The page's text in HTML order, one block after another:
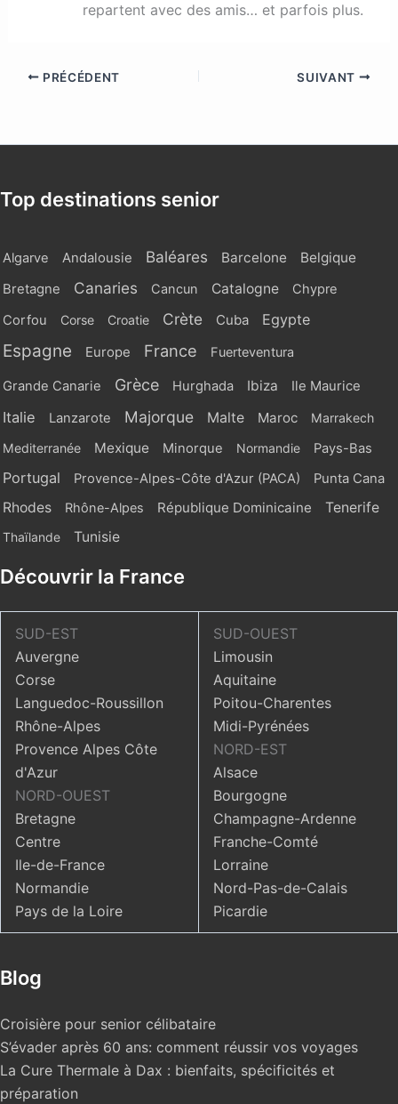
repartent avec des amis… et parfois plus.
PRÉCÉDENT SUIVANT
Top destinations senior
Algarve Andalousie Baléares Barcelone Belgique
Bretagne Canaries Cancun Catalogne
Chypre
Corfou
Corse Croatie Crète Cuba Egypte
Espagne Europe France Fuerteventura
Grande Canarie Grèce Hurghada Ibiza Ile Maurice
Italie Lanzarote Majorque Malte Maroc
Marrakech
Mediterranée
Mexique Minorque Normandie Pays-Bas
Portugal Provence-Alpes-Côte d'Azur (PACA) Punta Cana
Rhodes Rhône-Alpes République Dominicaine Tenerife
Thaïlande Tunisie
Découvrir la France
SUD-EST
Auvergne
Corse
Languedoc-Roussillon
Rhône-Alpes
Provence Alpes Côte
d'Azur
NORD-OUEST
Bretagne
Centre
Ile-de-France
Normandie
Pays de la Loire
SUD-OUEST
Limousin
Aquitaine
Poitou-Charentes
Midi-Pyrénées
NORD-EST
Alsace
Bourgogne
Champagne-Ardenne
Franche-Comté
Lorraine
Nord-Pas-de-Calais
Picardie
Blog
Croisière pour senior célibataire
S’évader après 60 ans: comment réussir vos voyages
La Cure Thermale à Dax : bienfaits, spécificités et
préparation